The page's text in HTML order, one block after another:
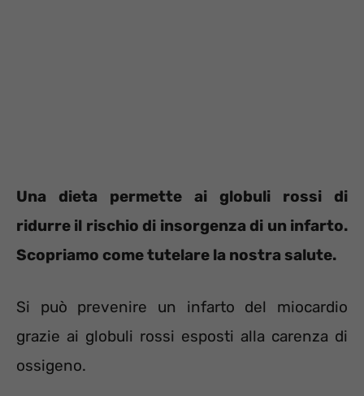
Una dieta permette ai globuli rossi di
ridurre il rischio di insorgenza di un infarto.
Scopriamo come tutelare la nostra salute.
Si può prevenire un infarto del miocardio
grazie ai globuli rossi esposti alla carenza di
ossigeno.